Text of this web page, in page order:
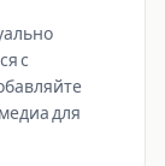
с
для